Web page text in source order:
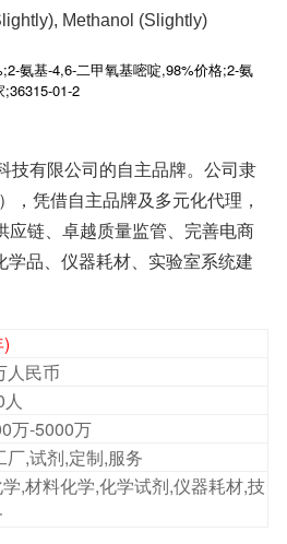
Methanol (Slightly)
氨基-4,6-二甲氧基嘧啶,98%价格;2-氨
01-2
技有限公司的自主品牌。公司隶
，凭借自主品牌及多元化代理，
应链、卓越质量监管、完善电商
学品、仪器耗材、实验室系统建
人民币
万-5000万
厂,试剂,定制,服务
,材料化学,化学试剂,仪器耗材,技